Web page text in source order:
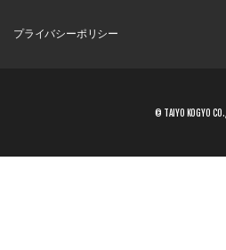
プライバシーポリシー
© TAIYO KOGYO